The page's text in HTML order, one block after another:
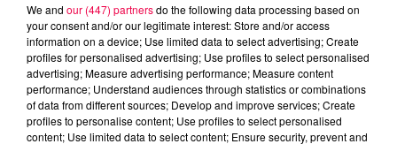
We and our (447) partnersdo the following data processing based on
your consent and/or our legitimate interest: Store and/or access
information on a device; Use limited data to select advertising; Create
profiles for personalised advertising; Use profiles to select personalised
advertising; Measure advertising performance; Measure content
performance; Understand audiences through statistics or combinations
of data from different sources; Develop and improve services; Create
profiles to personalise content; Use profiles to select personalised
content; Use limited data to select content; Ensure security, prevent and